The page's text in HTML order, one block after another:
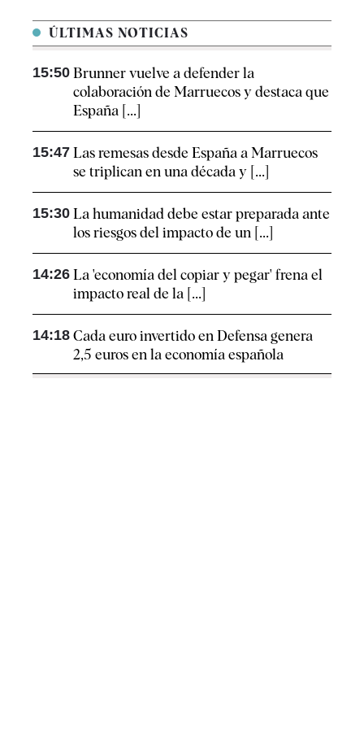
ÚLTIMAS NOTICIAS
15:50 Brunner vuelve a defender la
colaboración de Marruecos y destaca que
España [...]
15:47 Las remesas desde España a Marruecos
se triplican en una década y [...]
15:30 La humanidad debe estar preparada ante
los riesgos del impacto de un [...]
14:26 La 'economía del copiar y pegar' frena el
impacto real de la [...]
14:18 Cada euro invertido en Defensa genera
2,5 euros en la economía española